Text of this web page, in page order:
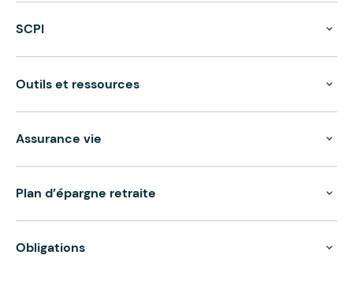
SCPI
Outils et ressources
Assurance vie
Plan d’épargne retraite
Obligations